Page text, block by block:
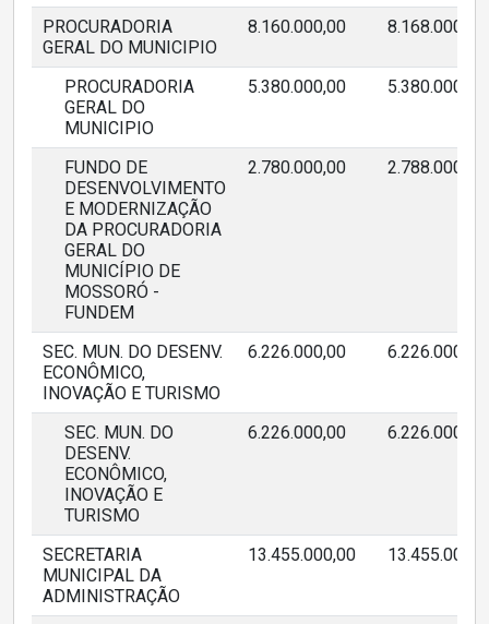
PROCURADORIA
GERAL DO MUNICIPIO
8.160.000,00 8.168.000,00
PROCURADORIA
GERAL DO
MUNICIPIO
5.380.000,00 5.380.000,00
FUNDO DE
DESENVOLVIMENTO
E MODERNIZAÇÃO
DA PROCURADORIA
GERAL DO
MUNICÍPIO DE
MOSSORÓ -
FUNDEM
2.780.000,00 2.788.000,00
SEC. MUN. DO DESENV.
ECONÔMICO,
INOVAÇÃO E TURISMO
6.226.000,00 6.226.000,00
SEC. MUN. DO
DESENV.
ECONÔMICO,
INOVAÇÃO E
TURISMO
6.226.000,00 6.226.000,00
SECRETARIA
MUNICIPAL DA
ADMINISTRAÇÃO
13.455.000,00